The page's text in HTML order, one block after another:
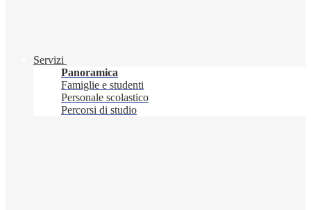
Servizi
Panoramica
Famiglie e studenti
Personale scolastico
Percorsi di studio